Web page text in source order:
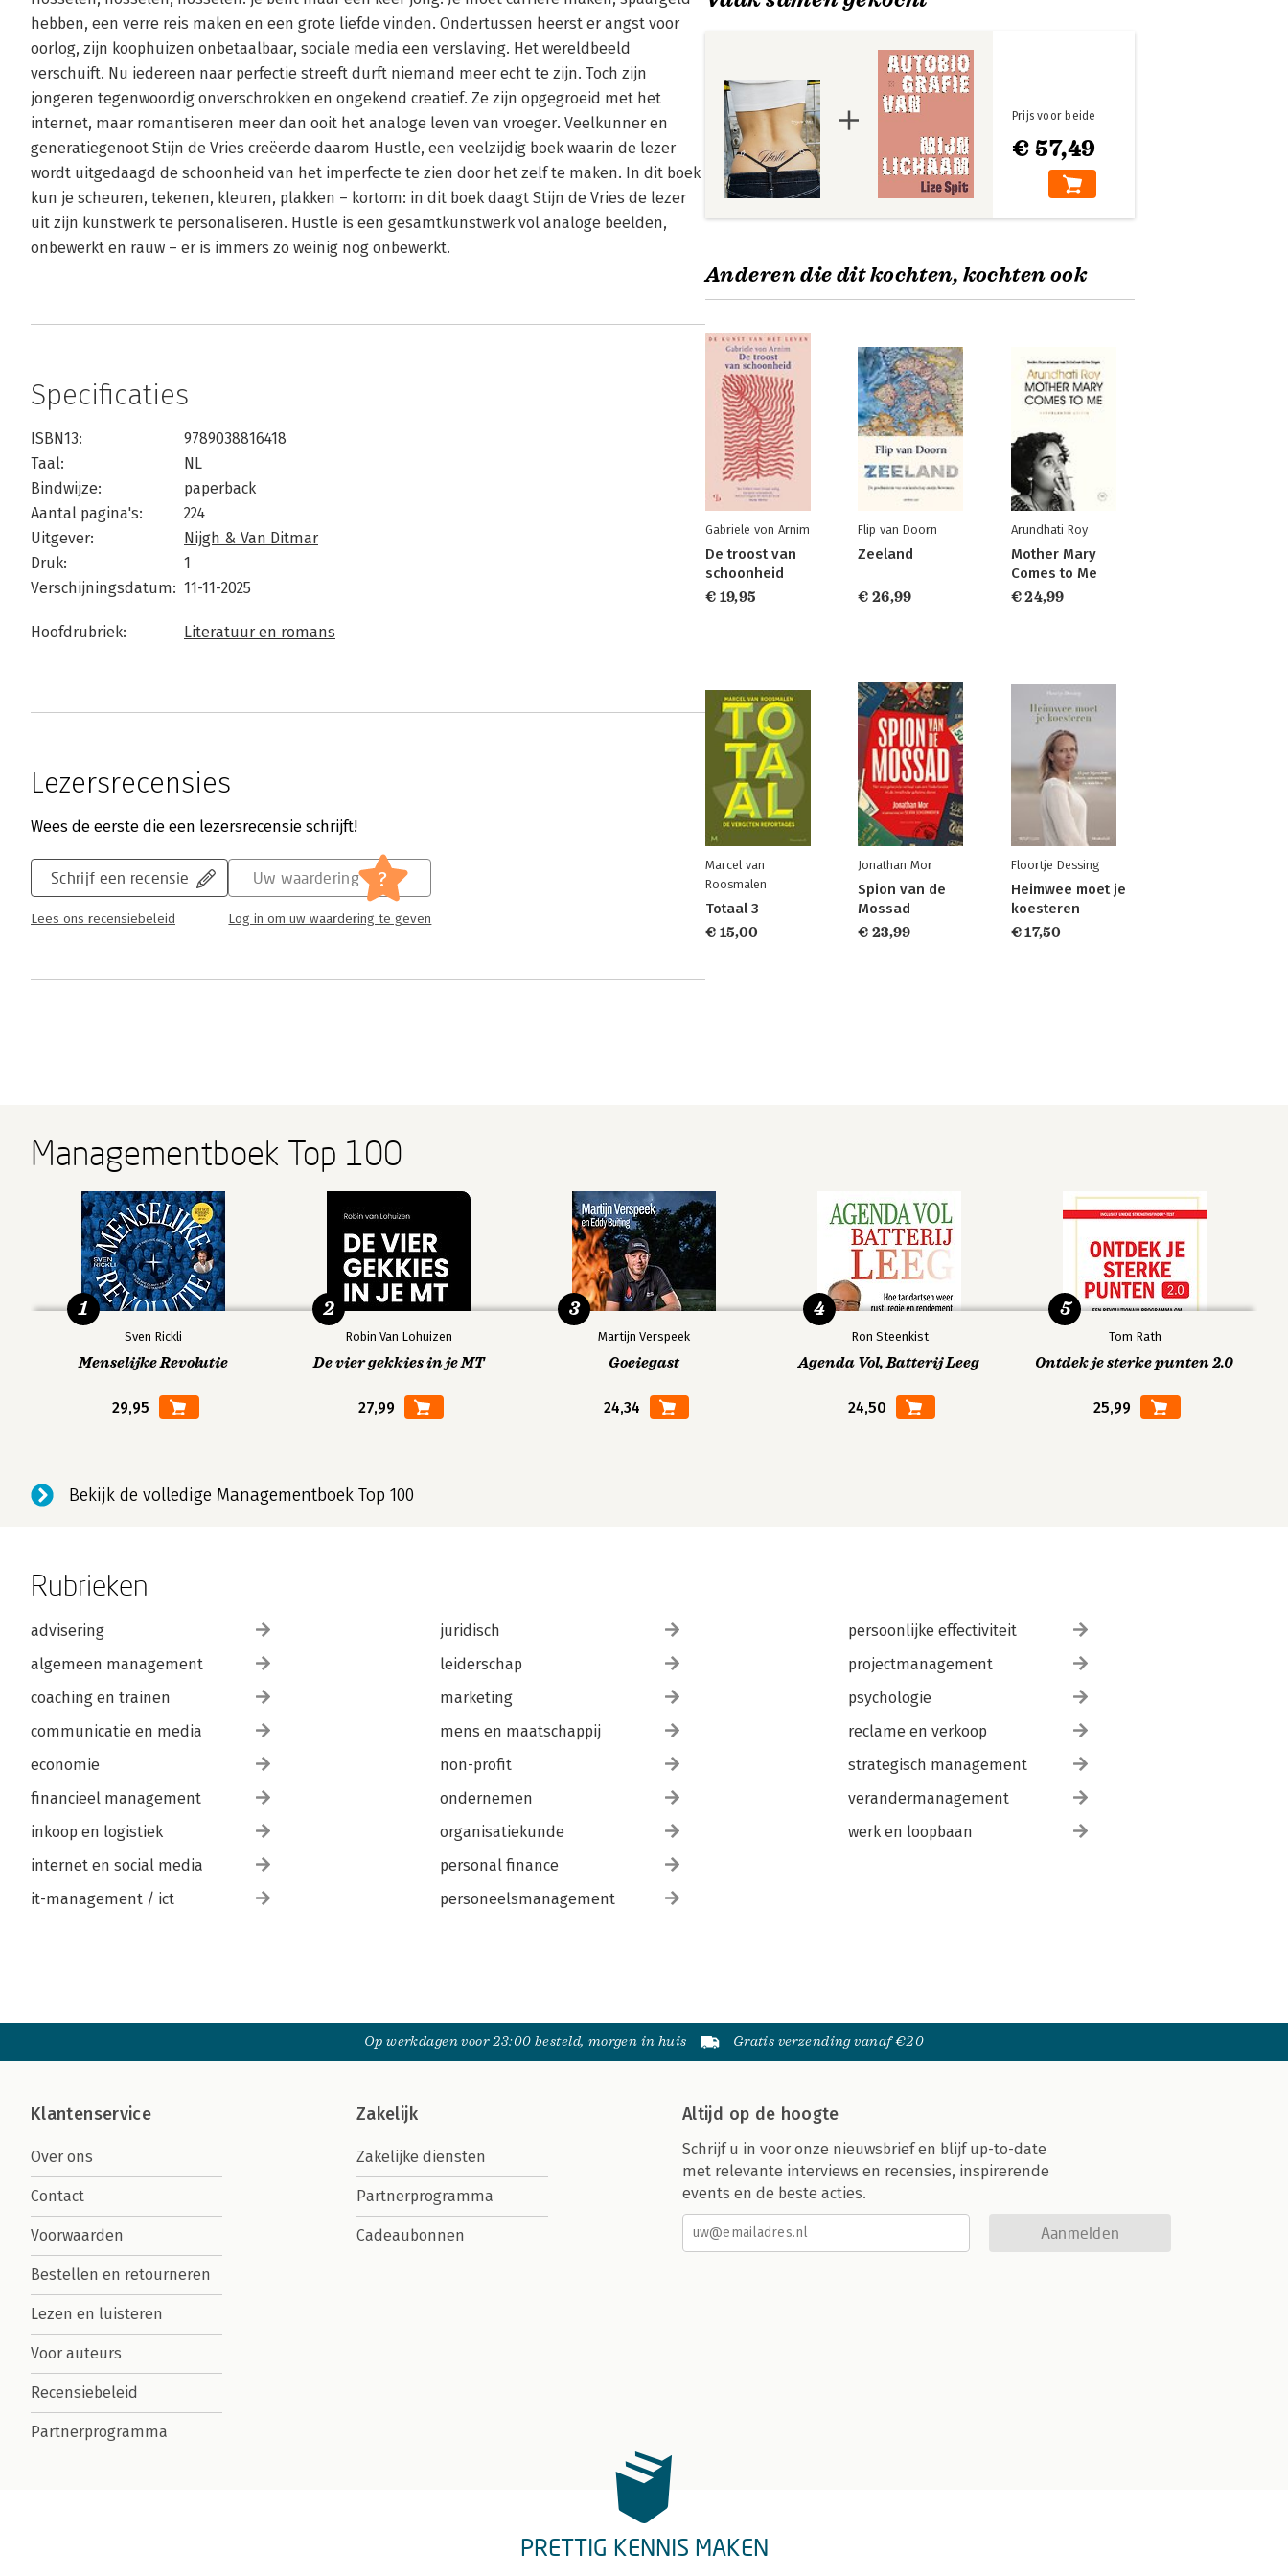
hebben, een verre reis maken en een grote liefde vinden. Ondertussen heerst er angst voor
oorlog, zijn koophuizen onbetaalbaar, sociale media een verslaving. Het wereldbeeld
verschuift. Nu iedereen naar perfectie streeft durft niemand meer echt te zijn. Toch zijn
jongeren tegenwoordig onverschrokken en ongekend creatief. Ze zijn opgegroeid met het
internet, maar romantiseren meer dan ooit het analoge leven van vroeger. Veelkunner en
generatiegenoot Stijn de Vries creëerde daarom Hustle, een veelzijdig boek waarin de lezer
wordt uitgedaagd de schoonheid van het imperfecte te zien door het zelf te maken. In dit boek
kun je scheuren, tekenen, kleuren, plakken – kortom: in dit boek daagt Stijn de Vries de lezer
uit zijn kunstwerk te personaliseren. Hustle is een gesamtkunstwerk vol analoge beelden,
onbewerkt en rauw – er is immers zo weinig nog onbewerkt.
Specificaties
ISBN13:
9789038816418
Taal:
NL
Bindwijze:
paperback
Aantal pagina's:
224
Uitgever:
Nijgh & Van Ditmar
Druk:
1
Verschijningsdatum: 11-11-2025
Hoofdrubriek: Literatuur en romans
Lezersrecensies
Wees de eerste die een lezersrecensie schrijft!
Schrijf een recensie
Lees ons recensiebeleid
Uw waardering ?
Log in om uw waardering te geven
€ 57,49
Prijs voor beide
Anderen die dit kochten, kochten ook
Gabriele von Arnim
De troost van
schoonheid
€ 19,95
Flip van Doorn
Zeeland
€ 26,99
Arundhati Roy
Mother Mary
Comes to Me
€ 24,99
Marcel van
Roosmalen
Totaal 3
€ 15,00
Jonathan Mor
Spion van de
Mossad
€ 23,99
Floortje Dessing
Heimwee moet je
koesteren
€ 17,50
Managementboek Top 100
Sven Rickli
Menselijke Revolutie
29,95
1
Robin Van Lohuizen
De vier gekkies in je MT
27,99
2
Martijn Verspeek
Goeiegast
24,34
3
Ron Steenkist
Agenda Vol, Batterij Leeg
24,50
4
Tom Rath
Ontdek je sterke punten 2.0
25,99
5
Bekijk de volledige Managementboek Top 100
Rubrieken
advisering
algemeen management
coaching en trainen
communicatie en media
economie
financieel management
inkoop en logistiek
internet en social media
it-management / ict
juridisch
leiderschap
marketing
mens en maatschappij
non-profit
ondernemen
organisatiekunde
personal finance
personeelsmanagement
persoonlijke effectiviteit
projectmanagement
psychologie
reclame en verkoop
strategisch management
verandermanagement
werk en loopbaan
Op werkdagen voor 23:00 besteld, morgen in huis Gratis verzending vanaf €20
Klantenservice
Over ons
Contact
Voorwaarden
Bestellen en retourneren
Lezen en luisteren
Voor auteurs
Recensiebeleid
Partnerprogramma
Zakelijk
Zakelijke diensten
Partnerprogramma
Cadeaubonnen
Altijd op de hoogte
Schrijf u in voor onze nieuwsbrief en blijf up-to-date
met relevante interviews en recensies, inspirerende
events en de beste acties.
Aanmelden
PRETTIG KENNIS MAKEN